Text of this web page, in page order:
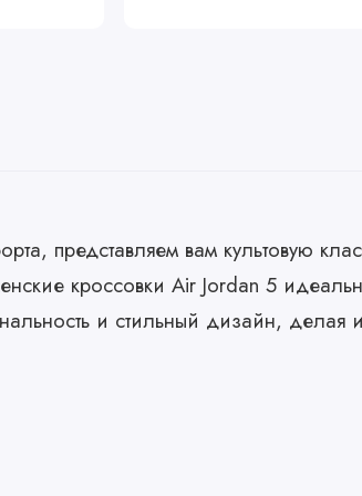
представляем вам культовую
кроссовки Air Jordan 5
и стильный дизайн, делая
образом жизни, кроссовки Air Jordan 5